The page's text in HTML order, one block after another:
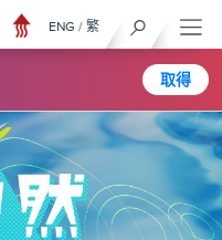
取得
ENG / 繁